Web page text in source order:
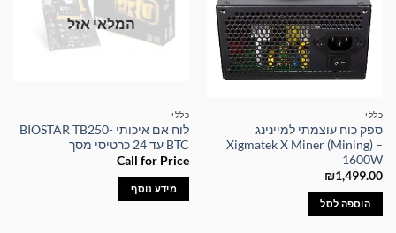
כללי
ספק כוח עוצמתי למיינינג
Xigmatek X Miner (Mining) –
1600W
₪1,499.00
הוספה לסל
המלאי אזל
כללי
לוח אם איכותי BIOSTAR TB250-
BTC עד 24 כרטיסי מסך
Call for Price
מידע נוסף